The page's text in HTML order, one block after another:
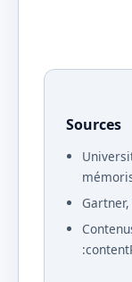
Sources